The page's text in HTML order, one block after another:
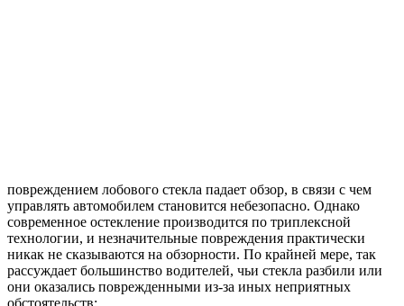
повреждением лобового стекла падает обзор, в связи с чем
управлять автомобилем становится небезопасно. Однако
современное остекление производится по триплексной
технологии, и незначительные повреждения практически
никак не сказываются на обзорности. По крайней мере, так
рассуждает большинство водителей, чьи стекла разбили или
они оказались поврежденными из-за иных неприятных
обстоятельств: